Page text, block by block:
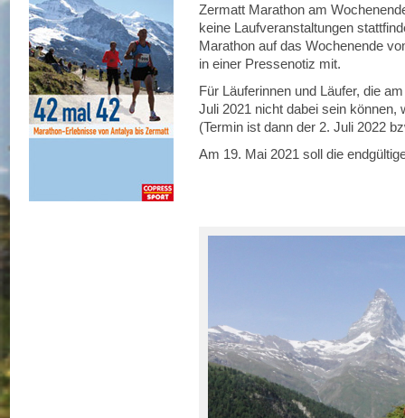
Zermatt Marathon am
keine Laufveranstaltungen
Marathon auf das Wochenende
in einer Pressenotiz mit.
Für Läuferinnen und Läufer, die
Juli 2021 nicht dabei sein können,
(Termin ist dann der 2. Juli 2022
Am 19. Mai 2021 soll die